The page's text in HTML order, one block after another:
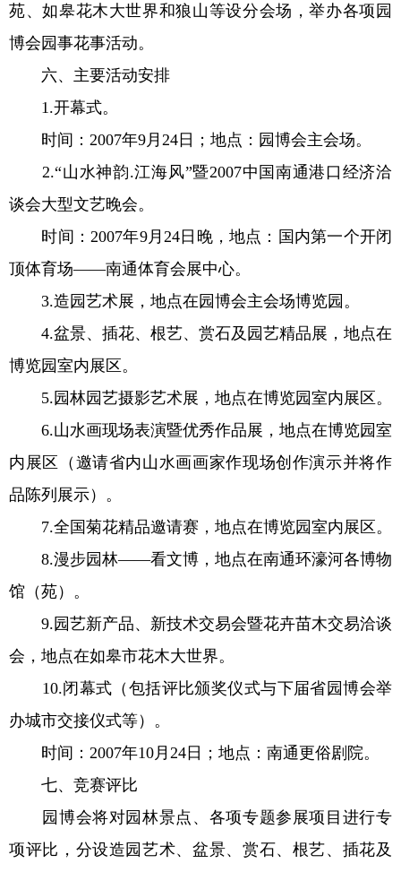
苑、如皋花木大世界和狼山等设分会场，举办各项园
博会园事花事活动。
六、主要活动安排
1.开幕式。
时间：2007年9月24日；地点：园博会主会场。
2.“山水神韵.江海风”暨2007中国南通港口经济洽
谈会大型文艺晚会。
时间：2007年9月24日晚，地点：国内第一个开闭
顶体育场——南通体育会展中心。
3.造园艺术展，地点在园博会主会场博览园。
4.盆景、插花、根艺、赏石及园艺精品展，地点在
博览园室内展区。
5.园林园艺摄影艺术展，地点在博览园室内展区。
6.山水画现场表演暨优秀作品展，地点在博览园室
内展区（邀请省内山水画画家作现场创作演示并将作
品陈列展示）。
7.全国菊花精品邀请赛，地点在博览园室内展区。
8.漫步园林——看文博，地点在南通环濠河各博物
馆（苑）。
9.园艺新产品、新技术交易会暨花卉苗木交易洽谈
会，地点在如皋市花木大世界。
10.闭幕式（包括评比颁奖仪式与下届省园博会举
办城市交接仪式等）。
时间：2007年10月24日；地点：南通更俗剧院。
七、竞赛评比
园博会将对园林景点、各项专题参展项目进行专
项评比，分设造园艺术、盆景、赏石、根艺、插花及